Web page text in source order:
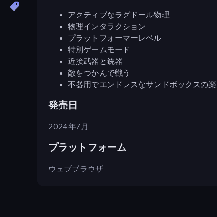
アクティブなラグドール物理
物理インタラクション
プラットフォーマーレベル
特別ゲームモード
近接武器と銃器
敵をつかんで戦う
不器用でエンドレスなサンドボックスの
発売日
2024年7月
プラットフォーム
ウェブブラウザ